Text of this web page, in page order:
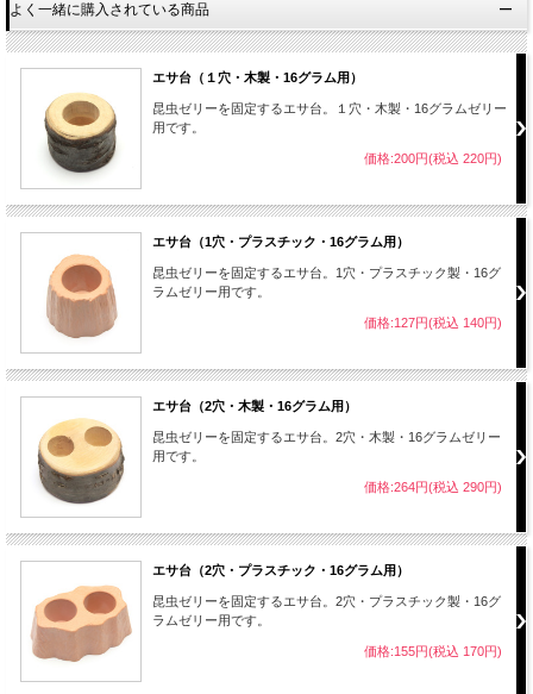
よく一緒に購入されている商品
エサ台（１穴・木製・16グラム用）
昆虫ゼリーを固定するエサ台。１穴・木製・16グラムゼリー
用です。
価格:200円(税込 220円)
エサ台（1穴・プラスチック・16グラム用）
昆虫ゼリーを固定するエサ台。1穴・プラスチック製・16グ
ラムゼリー用です。
価格:127円(税込 140円)
エサ台（2穴・木製・16グラム用）
昆虫ゼリーを固定するエサ台。2穴・木製・16グラムゼリー
用です。
価格:264円(税込 290円)
エサ台（2穴・プラスチック・16グラム用）
昆虫ゼリーを固定するエサ台。2穴・プラスチック製・16グ
ラムゼリー用です。
価格:155円(税込 170円)